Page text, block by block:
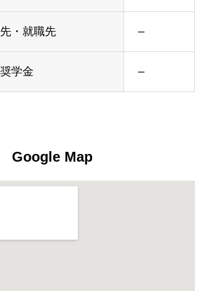
・就職先 –
奨学金 –
Google Map